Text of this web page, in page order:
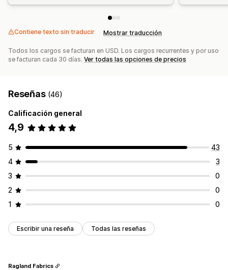
Contiene texto sin traducir Mostrar traducción
Todos los cargos se facturan en USD. Los cargos recurrentes y por uso
se facturan cada 30 días. Ver todas las opciones de precios
Reseñas (46)
Calificación general
4,9
5
43
4
3
3
0
2
0
1
0
Escribir una reseña Todas las reseñas
Ragland Fabrics